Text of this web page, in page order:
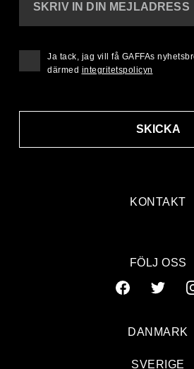
KONTAKT
SKRIV IN DIN MEJLADRESS
SKICKA
Ja tack, jag vill få GAFFAs
därmed integritetspolicyn
FÖLJ OSS
DANMARK
SVERIGE